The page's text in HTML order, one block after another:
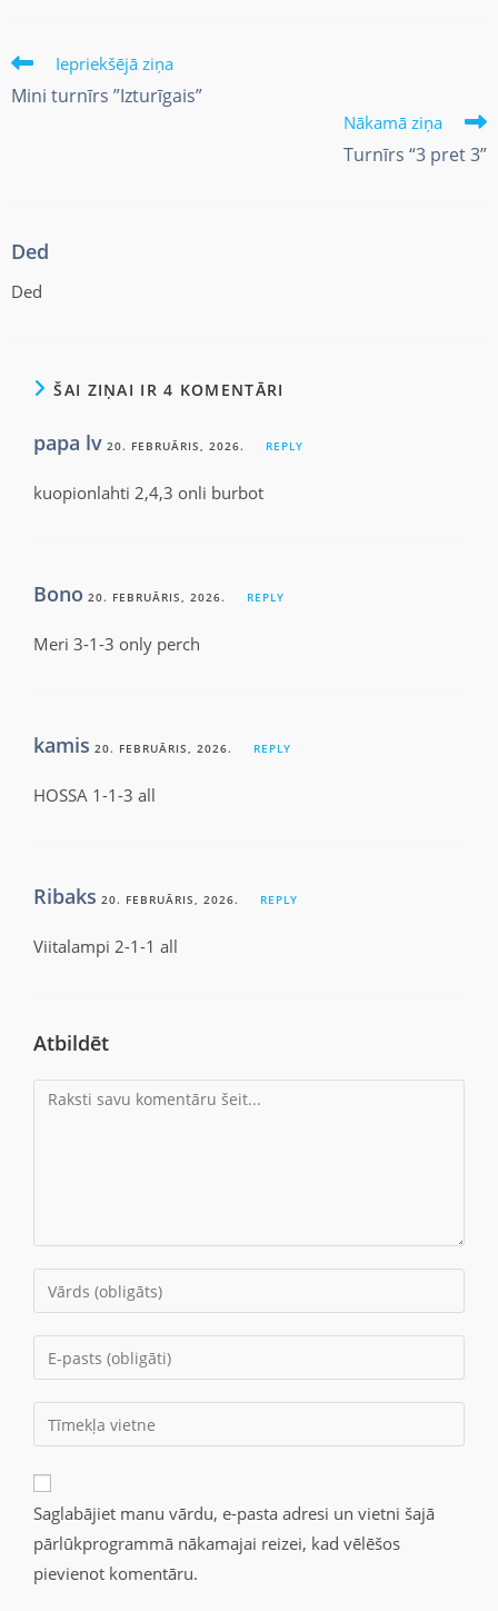
Iepriekšējā ziņa
Mini turnīrs ”Izturīgais”
Nākamā ziņa
Turnīrs “3 pret 3”
Ded
Ded
ŠAI ZIŅAI IR 4 KOMENTĀRI
papa lv 20. FEBRUĀRIS, 2026. REPLY
kuopionlahti 2,4,3 onli burbot
Bono 20. FEBRUĀRIS, 2026. REPLY
Meri 3-1-3 only perch
kamis 20. FEBRUĀRIS, 2026. REPLY
HOSSA 1-1-3 all
Ribaks 20. FEBRUĀRIS, 2026. REPLY
Viitalampi 2-1-1 all
Atbildēt
Saglabājiet manu vārdu, e-pasta adresi un vietni šajā
pārlūkprogrammā nākamajai reizei, kad vēlēšos
pievienot komentāru.